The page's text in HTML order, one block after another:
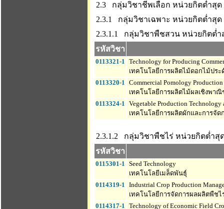
2.3 กลุ่มวิชาชีพเลือก หน่วยกิตต่ำสุด
2.3.1 กลุ่มวิชาเฉพาะ หน่วยกิตต่ำสุด
2.3.1.1 กลุ่มวิชาพืชสวน หน่วยกิตต่ำ
รหัสวิชา
0113321-1 Technology for Producing
เทคโนโลยีการผลิตไม้ดอกไม้ประ
0113320-1 Commercial Pomology
เทคโนโลยีการผลิตไม้ผลเชิงพาณิ
0113324-1 Vegetable Production Technology
เทคโนโลยีการผลิตผักและการจัด
2.3.1.2 กลุ่มวิชาพืชไร่ หน่วยกิตต่ำสุ
รหัสวิชา
0115301-1 Seed Technology
เทคโนโลยีเมล็ดพันธุ์
0114319-1 Industrial Crop Production
เทคโนโลยีการจัดการผลผลิตพืช
0114317-1 Technology of Economic Field